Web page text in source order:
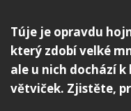
Túje je opravdu
který zdobí velké
ale u nich dochází
větviček. Zjistěte,